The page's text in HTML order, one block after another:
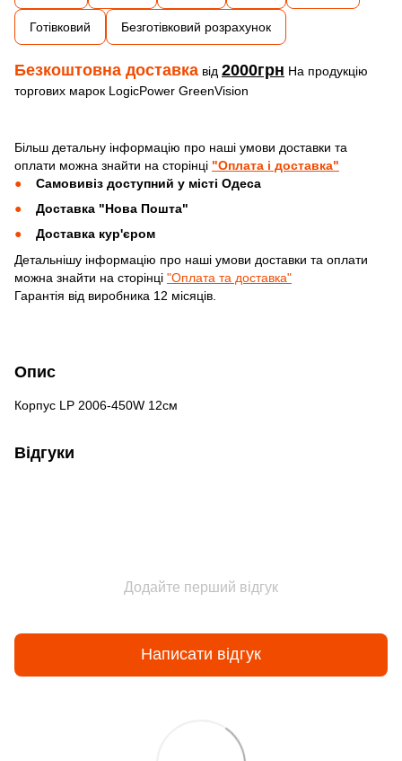
Опис
Корпус LP 2006-450W 12см
Відгуки
Додайте перший відгук
Написати відгук
Готівковий Безготівковий розрахунок
Безкоштовна доставка від 2000грн На продукцію
торгових марок LogicPower GreenVision
Більш детальну інформацію про наші умови доставки та
оплати можна знайти на сторінці "Оплата і доставка"
Самовивіз доступний у місті Одеса
Доставка "Нова Пошта"
Доставка кур'єром
Детальнішу інформацію про наші умови доставки та оплати
можна знайти на сторінці "Оплата та доставка"
Гарантія від виробника 12 місяців.